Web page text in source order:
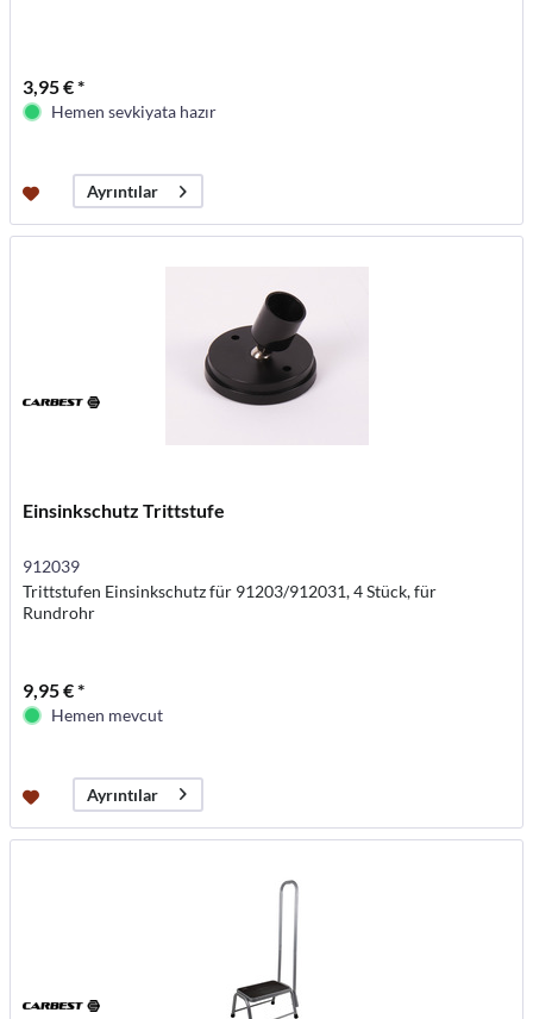
3,95 € *
Hemen sevkiyata hazır
Ayrıntılar
Einsinkschutz Trittstufe
912039
Trittstufen Einsinkschutz für 91203/912031, 4 Stück, für
Rundrohr
9,95 € *
Hemen mevcut
Ayrıntılar